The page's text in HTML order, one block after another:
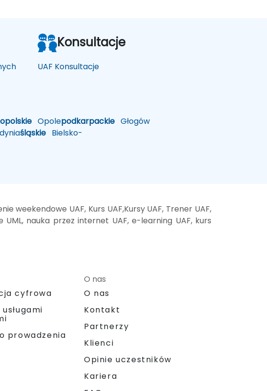
opolskie Opolepodkarpackie Głogów
śląskie Bielsko-
Konsultacje
UAF Konsultacje
weekendowe UAF, Kurs UAF,Kursy UAF, Trener UAF,
nauka przez internet UAF, e-learning UAF, kurs
cyfrowa
prowadzenia
O nas
O nas
Kontakt
Partnerzy
Klienci
Opinie uczestników
Kariera